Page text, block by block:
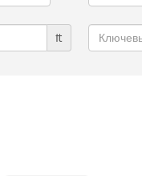
₶
Ключевые
слова